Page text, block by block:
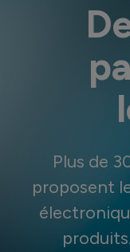
Plus de
proposent